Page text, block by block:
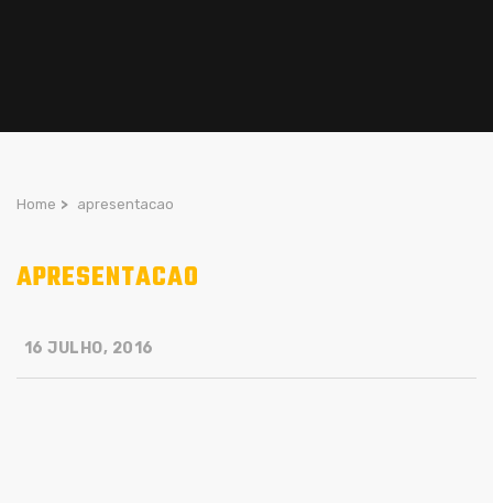
Home > apresentacao
APRESENTACAO
16 JULHO, 2016